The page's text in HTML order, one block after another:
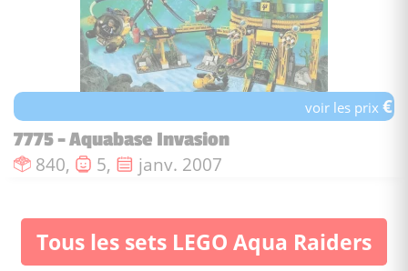
voir les prix€
7775 - Aquabase Invasion
Nombre de pièces :
840, Nombre de figurines :
5, Date de sortie :
janv. 2007
Tous les sets LEGO Aqua Raiders